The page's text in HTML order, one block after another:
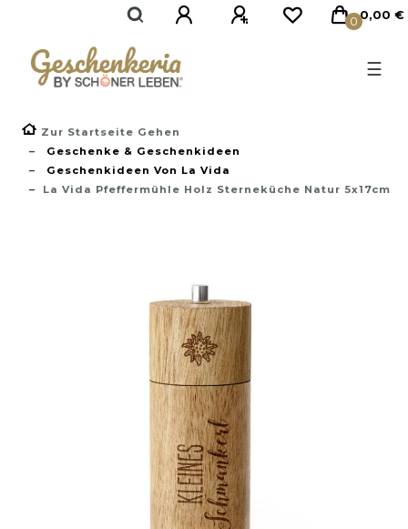
0 0,00 €
☰
Zur Startseite Gehen
Geschenke & Geschenkideen
Geschenkideen Von La Vida
La Vida Pfeffermühle Holz Sterneküche Natur 5x17cm